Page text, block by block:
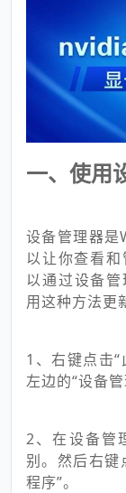
一、使用
设备管理器
以让你查看
以通过设备
用这种方法更
1、右键点击“
左边的“设备管
2、在设备管
别。然后右
程序”。